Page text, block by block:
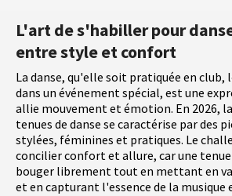
L'art de s'habiller pour
entre style et confort
La danse, qu'elle soit pratiquée en club,
dans un événement spécial, est une
allie mouvement et émotion. En 2026,
tenues de danse se caractérise par des
stylées, féminines et pratiques. Le
concilier confort et allure, car une
bouger librement tout en mettant en
et en capturant l'essence de la musique